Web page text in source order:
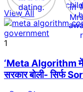
View All
1
‘Meta Algorithm में
सरकार बोली- सिर्फ